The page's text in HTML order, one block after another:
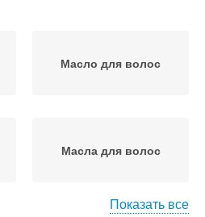
Масло для волос
Масла для волос
Показать все